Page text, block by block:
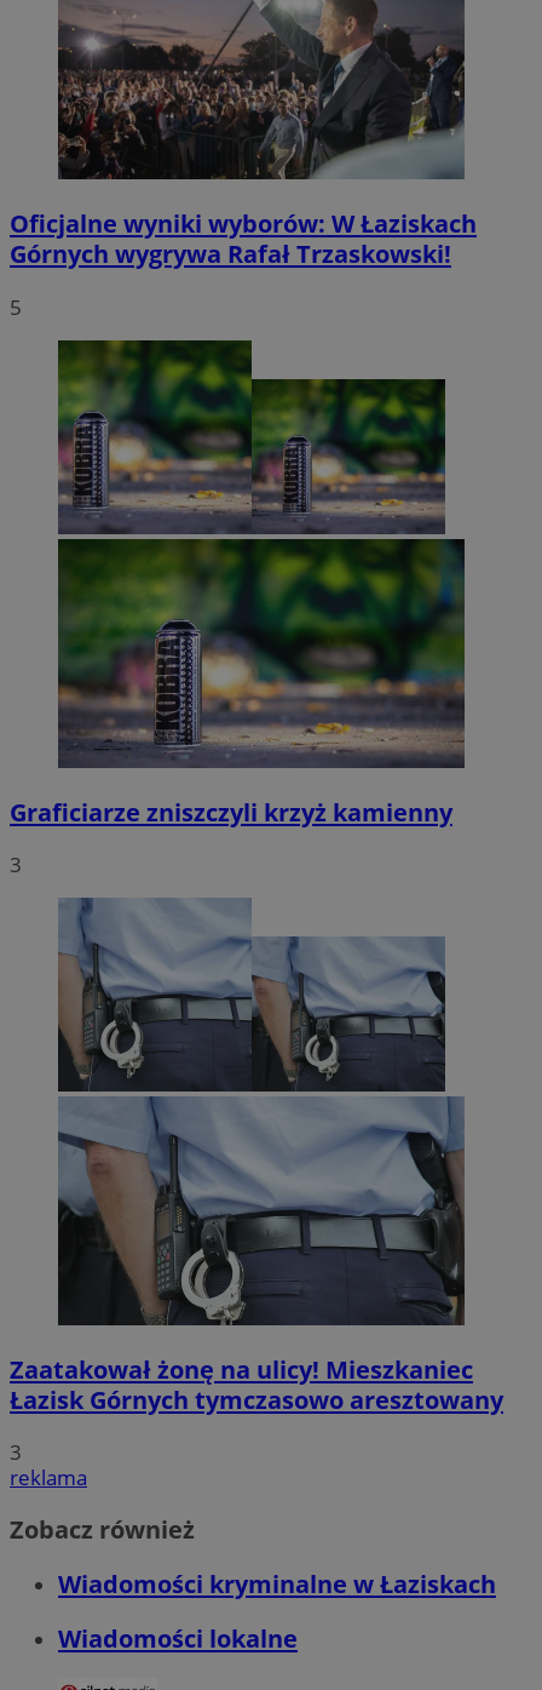
Oficjalne wyniki wyborów: W Łaziskach
Górnych wygrywa Rafał Trzaskowski!
5
Graficiarze zniszczyli krzyż kamienny
3
Zaatakował żonę na ulicy! Mieszkaniec
Łazisk Górnych tymczasowo aresztowany
3
reklama
Zobacz również
Wiadomości kryminalne w Łaziskach
Wiadomości lokalne